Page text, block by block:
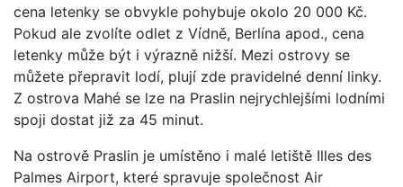
cena letenky se obvykle pohybuje okolo 20 000 Kč.
Pokud ale zvolíte odlet z Vídně, Berlína apod., cena
letenky může být i výrazně nižší. Mezi ostrovy se
můžete přepravit lodí, plují zde pravidelné denní linky.
Z ostrova Mahé se lze na Praslin nejrychlejšími lodními
spoji dostat již za 45 minut.
Na ostrově Praslin je umístěno i malé letiště Illes des
Palmes Airport, které spravuje společnost Air